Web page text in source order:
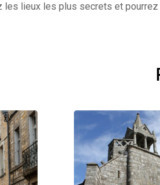
les lieux les plus secrets et